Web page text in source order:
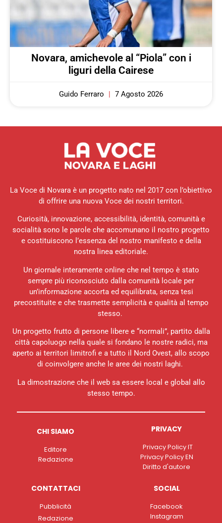
Novara, amichevole al “Piola” con i
liguri della Cairese
Guido Ferraro 7 Agosto 2026
La Voce di Novara è un progetto nato nel 2017 con l’obiettivo
di offrire una nuova Voce dei nostri territori.
Curiosità, innovazione, accessibilità, identità, comunità e
socialità sono le parole che accomunano il nostro progetto
e costituiscono l’essenza del nostro manifesto e della
nostra linea editoriale.
Un giornale interamente online che nel tempo è stato
sempre più riconosciuto dalla comunità locale per
un’informazione accorta ed equilibrata, senza tesi
precostituite e che trasmette semplicità e qualità al tempo
stesso.
Un progetto frutto di persone libere e “normali”, partito dalla
città capoluogo nella quale si fondano le nostre radici, ma
aperto ai territori limitrofi e a tutto il Nord Ovest, allo scopo
di coinvolgere anche le aree dei nostri laghi.
La dimostrazione che il web sa essere local e global allo
stesso tempo.
CHI SIAMO
Editore
Redazione
PRIVACY
Privacy Policy IT
Privacy Policy EN
Diritto d'autore
CONTATTACI
Pubblicità
Redazione
SOCIAL
Facebook
Instagram